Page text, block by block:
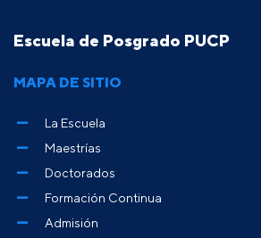
Escuela de Posgrado PUCP
MAPA DE SITIO
La Escuela
Maestrías
Doctorados
Formación Continua
Admisión